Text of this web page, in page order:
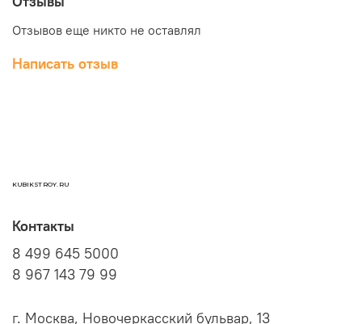
Отзывов еще никто не оставлял
Написать отзыв
KUBIKSTROY.RU
Контакты
8 499 645 5000
8 967 143 79 99
г. Москва, Новочеркасский бульвар, 13